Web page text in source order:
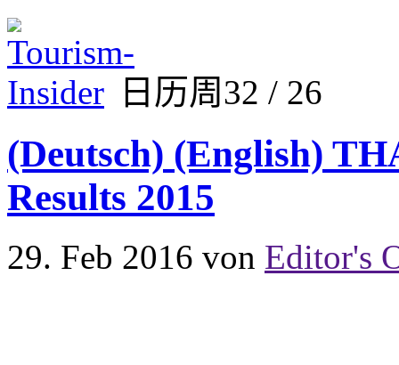
日历周32 / 26
(Deutsch) (English)
Results 2015
29. Feb 2016 von Editor's